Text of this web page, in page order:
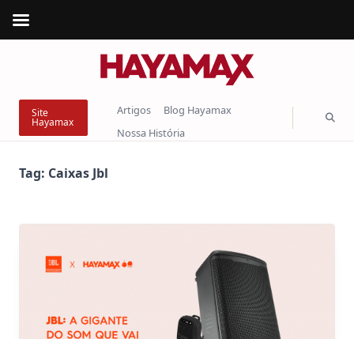
Site
Hayamax
Artigos
Blog Hayamax
Nossa História
Tag: Caixas Jbl